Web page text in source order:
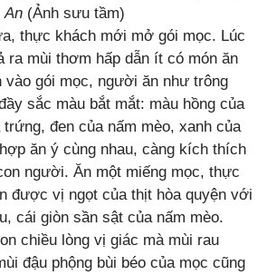
An(Ảnh sưu tầm)
thực khách mới mở gói mọc. Lúc
ra mùi thơm hấp dẫn ít có món ăn
vào gói mọc, người ăn như trông
sắc màu bắt mắt: màu hồng của
đen của nấm mèo, xanh của
ăn ý cùng nhau, càng kích thích
người. Ăn một miếng mọc, thực
được vị ngọt của thịt hòa quyện với
cái giòn sần sật của nấm mèo.
chiều lòng vị giác mà mùi rau
đậu phộng bùi béo của mọc cũng